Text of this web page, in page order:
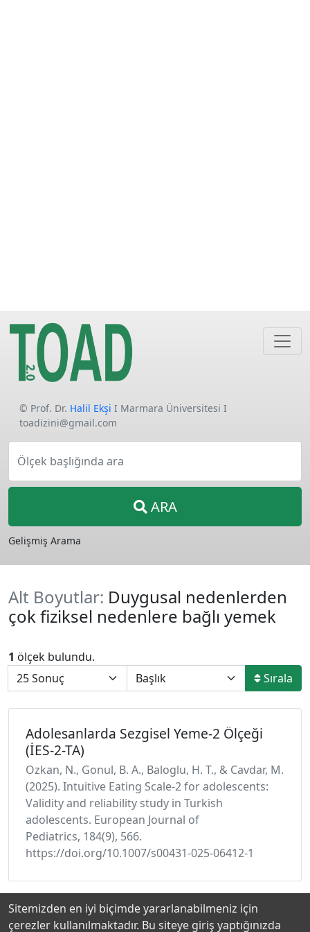
© Prof. Dr. Halil Ekşi I Marmara Üniversitesi I
toadizini@gmail.com
Ölçek başlığında ara
ARA
Gelişmiş Arama
Alt Boyutlar: Duygusal nedenlerden
çok fiziksel nedenlere bağlı yemek
1 ölçek bulundu.
Sırala
Adolesanlarda Sezgisel Yeme-2 Ölçeği
(İES-2-TA)
Ozkan, N., Gonul, B. A., Baloglu, H. T., & Cavdar, M.
(2025). Intuitive Eating Scale-2 for adolescents:
Validity and reliability study in Turkish
adolescents. European Journal of
Pediatrics, 184(9), 566.
https://doi.org/10.1007/s00431-025-06412-1
Sitemizden en iyi biçimde yararlanabilmeniz için
çerezler kullanılmaktadır. Bu siteye giriş yaptığınızda